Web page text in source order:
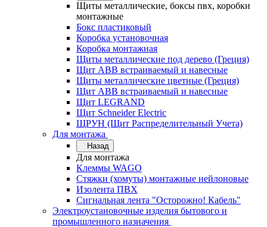
Щиты металлические, боксы пвх, коробки
монтажные
Бокс пластиковый
Коробка установочная
Коробка монтажная
Щиты металлические под дерево (Греция)
Щит ABB встраиваемый и навесные
Щиты металлические цветные (Греция)
Щит ABB встраиваемый и навесные
Щит LEGRAND
Щит Schneider Electric
ЩРУН (Щит Распределительный Учета)
Для монтажа
Назад
Для монтажа
Клеммы WAGO
Стяжки (хомуты) монтажные нейлоновые
Изолента ПВХ
Сигнальная лента "Осторожно! Кабель"
Электроустановочные изделия бытового и
промышленного назначения